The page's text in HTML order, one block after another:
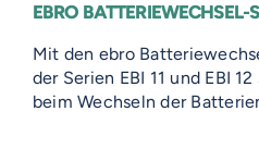
EBRO BATTERIEWECHSEL-
Mit den ebro
der Serien EBI 11 und EBI
beim Wechseln der